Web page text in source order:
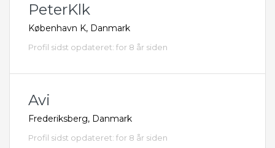
PeterKlk
København K, Danmark
Profil sidst opdateret: for 8 år siden
Avi
Frederiksberg, Danmark
Profil sidst opdateret: for 8 år siden